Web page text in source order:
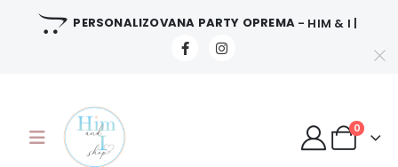
PERSONALIZOVANA PARTY OPREMA - HIM & I |
0